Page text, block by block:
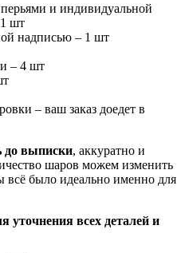
и индивидуальной
шт
надписью – 1 шт
– 4 шт
– ваш заказ доедет в
до выписки, аккуратно и
шаров можем изменить
было идеально именно для
уточнения всех деталей и